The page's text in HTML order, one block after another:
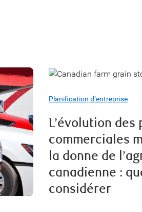
Planification d’entreprise
L’évolution
commerciales
la donne de
canadienne :
considérer